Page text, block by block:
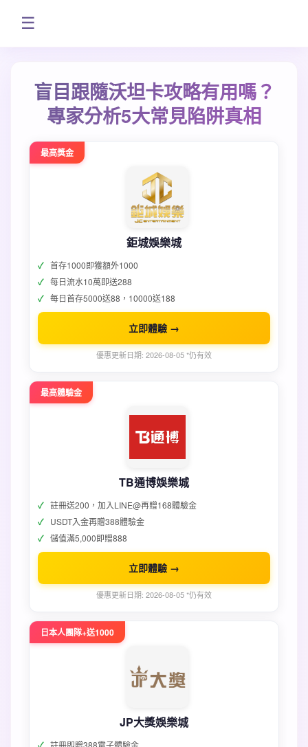
☰
盲目跟隨沃坦卡攻略有用嗎？
專家分析5大常見陷阱真相
最高獎金
鉅城娛樂城
首存1000即獲額外1000
每日流水10萬即送288
每日首存5000送88，10000送188
立即體驗 →
優惠更新日期: 2026-08-05 *仍有效
最高體驗金
TB通博娛樂城
註冊送200，加入LINE@再贈168體驗金
USDT入金再贈388體驗金
儲值滿5,000即贈888
立即體驗 →
優惠更新日期: 2026-08-05 *仍有效
日本人團隊+送1000
JP大獎娛樂城
註冊即贈388電子體驗金